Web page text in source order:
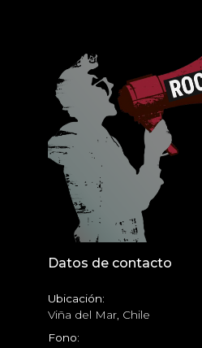
Datos de contacto
Ubicación:
Viña del Mar, Chile
Fono: